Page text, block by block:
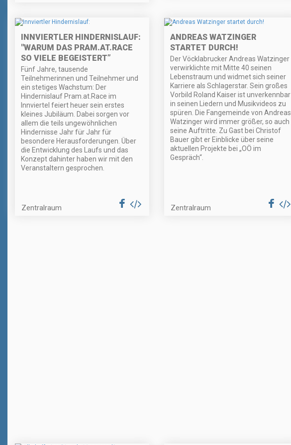
INNVIERTLER HINDERNISLAUF:
"WARUM DAS PRAM.AT.RACE
SO VIELE BEGEISTERT”
Fünf Jahre, tausende
Teilnehmerinnen und Teilnehmer und
ein stetiges Wachstum: Der
Hindernislauf Pram.at.Race im
Innviertel feiert heuer sein erstes
kleines Jubiläum. Dabei sorgen vor
allem die teils ungewöhnlichen
Hindernisse Jahr für Jahr für
besondere Herausforderungen. Über
die Entwicklung des Laufs und das
Konzept dahinter haben wir mit den
Veranstaltern gesprochen.
Zentralraum
ANDREAS WATZINGER
STARTET DURCH!
Der Vöcklabrucker Andreas Watzinger
verwirklichte mit Mitte 40 seinen
Lebenstraum und widmet sich seiner
Karriere als Schlagerstar. Sein großes
Vorbild Roland Kaiser ist unverkennbar
in seinen Liedern und Musikvideos zu
spüren. Die Fangemeinde von Andreas
Watzinger wird immer größer, so auch
seine Auftritte. Zu Gast bei Christof
Bauer gibt er Einblicke über seine
aktuellen Projekte bei „OÖ im
Gespräch“.
Zentralraum